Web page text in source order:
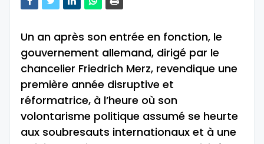
Un an après son entrée en fonction, le
gouvernement allemand, dirigé par le
chancelier Friedrich Merz, revendique une
première année disruptive et
réformatrice, à l’heure où son
volontarisme politique assumé se heurte
aux soubresauts internationaux et à une